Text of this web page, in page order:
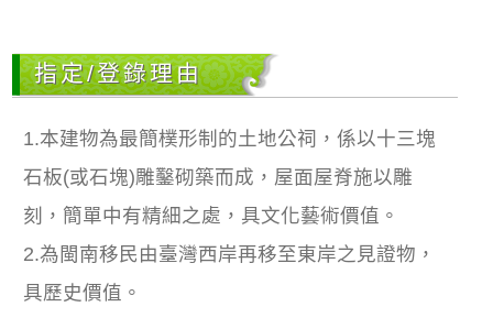
指定/登錄理由
1.本建物為最簡樸形制的土地公祠，係以十三塊
石板(或石塊)雕鑿砌築而成，屋面屋脊施以雕
刻，簡單中有精細之處，具文化藝術價值。
2.為閩南移民由臺灣西岸再移至東岸之見證物，
具歷史價值。